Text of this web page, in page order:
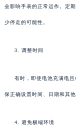
会影响手表的正常运作。定
少停走的可能性。
3. 调整时间
有时，即使电池充满电
保正确设置时间、日期和其
4. 避免极端环境